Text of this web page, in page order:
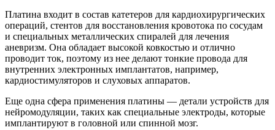
Платина входит в состав катетеров для кардиохирургических
операций, стентов для восстановления кровотока по сосудам
и специальных металлических спиралей для лечения
аневризм. Она обладает высокой ковкостью и отлично
проводит ток, поэтому из нее делают тонкие провода для
внутренних электронных имплантатов, например,
кардиостимуляторов и слуховых аппаратов.
Еще одна сфера применения платины — детали устройств для
нейромодуляции, таких как специальные электроды, которые
имплантируют в головной или спинной мозг.